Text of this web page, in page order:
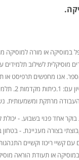
במוסיקה או מורה
מוסיקלית לשילוב תלמידים
אנו מחפשים תרפיסט או
למוסיקה מוסמך,
מרתקת ומשמעותית.
אחד פנוי בשבוע. - יכולת
בצורה מעניינת. -
עם קשיי ריכוז וקשיים
או תעודת הוראה